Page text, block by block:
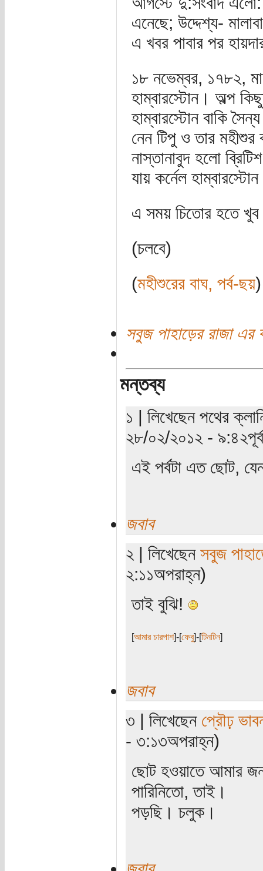
এনেছে; উদ্দেশ্য-
এ খবর পাবার পর
১৮ নভেম্বর, ১৭৮২,
হাম্বারস্টোন। অল্প
হাম্বারস্টোন বাকি
নেন টিপু ও তার মহীশুর
নাস্তানাবুদ হলো
যায় কর্নেল
এ সময় চিতোর হতে খুব
(চলবে)
(মহীশুরের বাঘ, পর্ব-ছয়)
সবুজ পাহাড়ের রাজা এর
মন্তব্য
১ | লিখেছেন পথের
২৮/০২/২০১২ -
এই পর্বটা এত ছোট,
জবাব
২ | লিখেছেন সবুজ
২:১১অপরাহ্ন)
তাই বুঝি!
[আমার চারপাশ]-[ফেবু]-[টিনটিন]
জবাব
৩ | লিখেছেন প্রৌঢ়
- ৩:১৩অপরাহ্ন)
ছোট হওয়াতে আমার
পারিনিতো, তাই।
পড়ছি। চলুক।